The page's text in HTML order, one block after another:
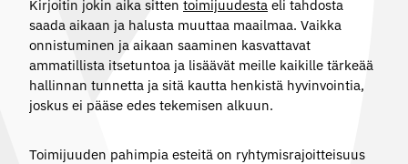
Kirjoitin jokin aika sitten toimijuudesta eli tahdosta
saada aikaan ja halusta muuttaa maailmaa. Vaikka
onnistuminen ja aikaan saaminen kasvattavat
ammatillista itsetuntoa ja lisäävät meille kaikille tärkeää
hallinnan tunnetta ja sitä kautta henkistä hyvinvointia,
joskus ei pääse edes tekemisen alkuun.
Toimijuuden pahimpia esteitä on ryhtymisrajoitteisuus